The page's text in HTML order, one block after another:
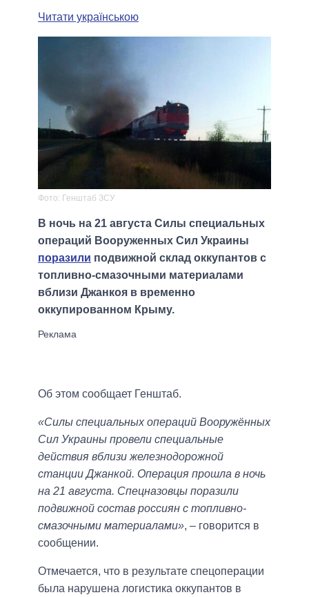
Читати українською
Фото: Генштаб ЗСУ
В ночь на 21 августа Силы специальных
операций Вооруженных Сил Украины
поразили подвижной склад оккупантов с
топливно-смазочными материалами
вблизи Джанкоя в временно
оккупированном Крыму.
Об этом сообщает Генштаб.
«Силы специальных операций Вооружённых
Сил Украины провели специальные
действия вблизи железнодорожной
станции Джанкой. Операция прошла в ночь
на 21 августа. Спецназовцы поразили
подвижной состав россиян с топливно-
смазочными материалами», – говорится в
сообщении.
Отмечается, что в результате спецоперации
была нарушена логистика оккупантов в